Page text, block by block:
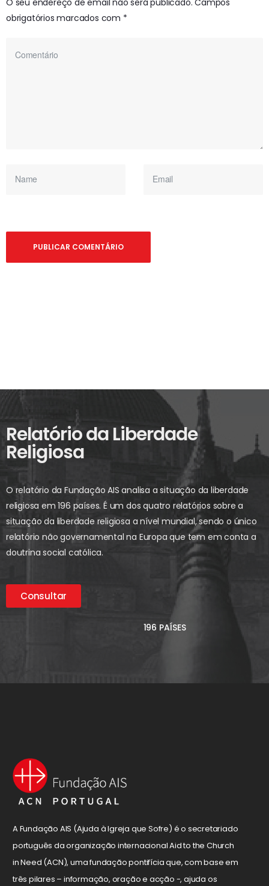
O seu endereço de email não será publicado. Campos
obrigatórios marcados com *
Relatório da Liberdade
Religiosa
O relatório da Fundação AIS analisa a situação da liberdade
religiosa em 196 países. É um dos quatro relatórios sobre a
situação da liberdade religiosa a nível mundial, sendo o único
relatório não governamental na Europa que tem em conta a
doutrina social católica.
Consultar
196 PAÍSES
A Fundação AIS (Ajuda à Igreja que Sofre) é o secretariado
português da organização internacional Aid to the Church
in Need (ACN), uma fundação pontifícia que, com base em
três pilares – informação, oração e acção -, ajuda os